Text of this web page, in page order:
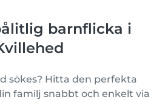
barnflicka i
sökes? Hitta den perfekta
familj snabbt och enkelt via